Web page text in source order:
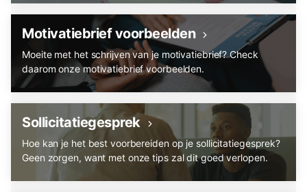
Motivatiebrief voorbeelden
Moeite met het schrijven van je motivatiebrief? Check
daarom onze motivatiebrief voorbeelden.
Sollicitatiegesprek
Hoe kan je het best voorbereiden op je sollicitatiegesprek?
Geen zorgen, want met onze tips zal dit goed verlopen.